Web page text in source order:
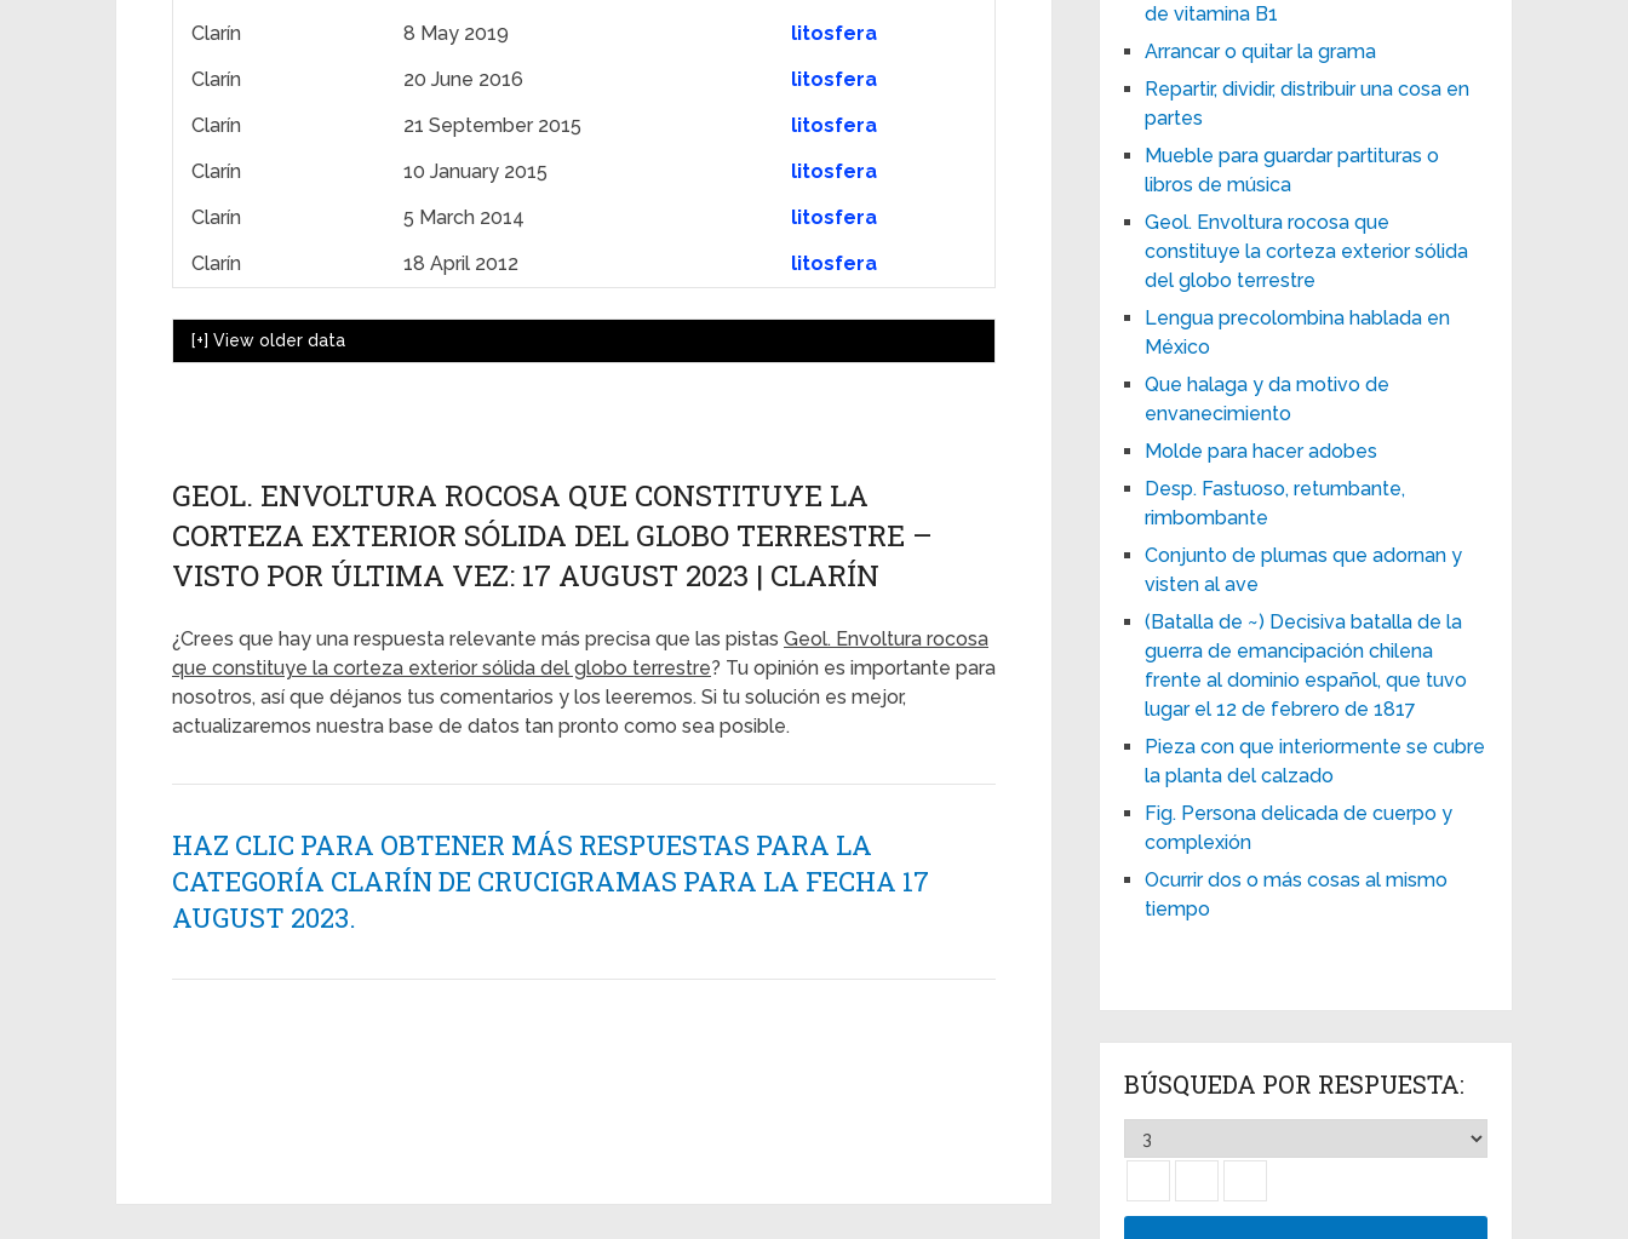
Clarín
8 May 2019
litosfera
Clarín
20 June 2016
litosfera
Clarín
21 September 2015
litosfera
Clarín
10 January 2015
litosfera
Clarín
5 March 2014
litosfera
Clarín
18 April 2012 litosfera
[+] View older data
GEOL. ENVOLTURA ROCOSA QUE CONSTITUYE LA
CORTEZA EXTERIOR SÓLIDA DEL GLOBO TERRESTRE –
VISTO POR ÚLTIMA VEZ: 17 AUGUST 2023 | CLARÍN
¿Crees que hay una respuesta relevante más precisa que las pistas Geol. Envoltura rocosa
que constituye la corteza exterior sólida del globo terrestre? Tu opinión es importante para
nosotros, así que déjanos tus comentarios y los leeremos. Si tu solución es mejor,
actualizaremos nuestra base de datos tan pronto como sea posible.
HAZ CLIC PARA OBTENER MÁS RESPUESTAS PARA LA
CATEGORÍA CLARÍN DE CRUCIGRAMAS PARA LA FECHA 17
AUGUST 2023.
de vitamina B1
Arrancar o quitar la grama
Repartir, dividir, distribuir una cosa en
partes
Mueble para guardar partituras o
libros de música
Geol. Envoltura rocosa que
constituye la corteza exterior sólida
del globo terrestre
Lengua precolombina hablada en
México
Que halaga y da motivo de
envanecimiento
Molde para hacer adobes
Desp. Fastuoso, retumbante,
rimbombante
Conjunto de plumas que adornan y
visten al ave
(Batalla de ~) Decisiva batalla de la
guerra de emancipación chilena
frente al dominio español, que tuvo
lugar el 12 de febrero de 1817
Pieza con que interiormente se cubre
la planta del calzado
Fig. Persona delicada de cuerpo y
complexión
Ocurrir dos o más cosas al mismo
tiempo
BÚSQUEDA POR RESPUESTA: